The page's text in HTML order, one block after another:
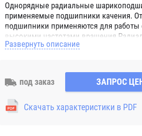
Однорядные радиальные
применяемые подшипники качения.
подшипники применяются для
высокими частотами
шарикоподшипники обозначением 2Z
обозначением 2RS 2RS1 2RSH 2RSR
контактные уплотнения из бутадиен-
(NBR) и пригодны для средних частот
поставляются подшипники с
Развернуть описание
под заказ ЗАПРОС
Скачать характеристики в PDF